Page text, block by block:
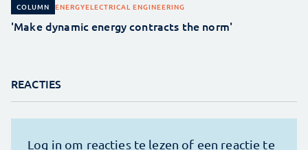
COLUMN ENERGYELECTRICAL ENGINEERING
'Make dynamic energy contracts the norm'
REACTIES